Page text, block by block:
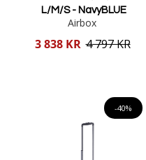
L/M/S - NavyBLUE
Airbox
Reducerat
3 838 KR 4 797 KR
-40%